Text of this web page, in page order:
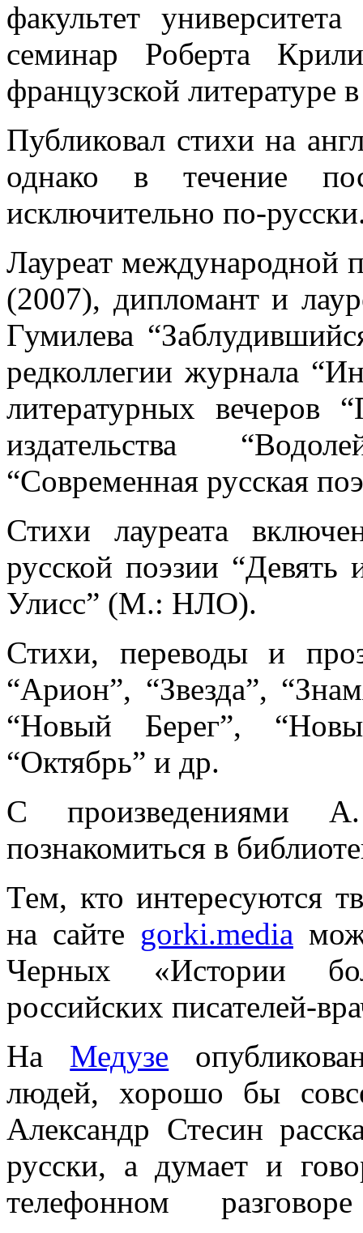
факультет
семинар Роберта
французской
Публиковал стихи на
однако в течение
исключительно по-
Лауреат международной
(2007), дипломант и
Гумилева
редколлегии журнала
литературных вечеров
издательства
“Современная русская
Стихи лауреата
русской поэзии
Улисс” (М.: НЛО).
Стихи, переводы и
“Арион”, “Звезда”,
“Новый Берег”,
“Октябрь” и др.
С произведениями
познакомиться в
Тем, кто интересуются
на сайте gorki.media
Черных «Истории
российских писателей-
На Медузе
людей, хорошо бы
Александр Стесин
русски, а думает и
телефонном